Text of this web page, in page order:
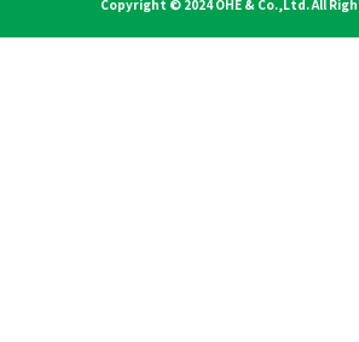
Copyright © 2024 OHE & Co.,Ltd. All